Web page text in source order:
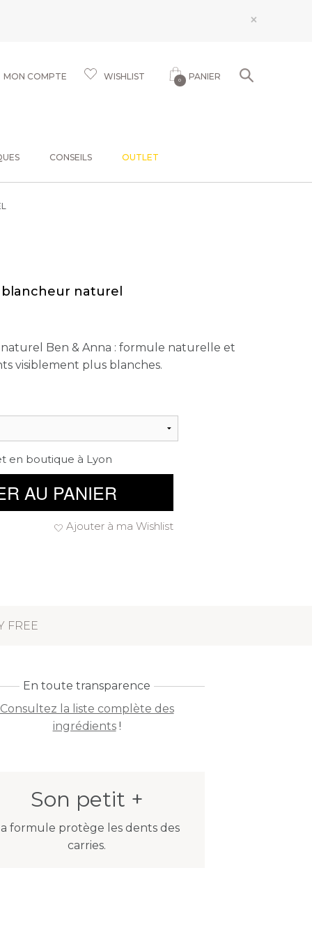
×
MON COMPTE WISHLIST 0 PANIER
CONSEILS OUTLET
naturel
Ben & Anna : formule naturelle et
visiblement plus blanches.
en boutique à Lyon
AU PANIER
Ajouter à ma Wishlist
FREE
En toute transparence
Consultez la liste complète des
ingrédients!
Son petit +
formule protège les dents des
carries.